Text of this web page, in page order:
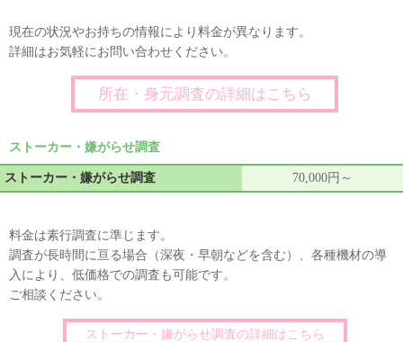
現在の状況やお持ちの情報により料金が異なります。
詳細はお気軽にお問い合わせください。
所在・身元調査の詳細はこちら
ストーカー・嫌がらせ調査
ストーカー・嫌がらせ調査 70,000円～
料金は素行調査に準じます。
調査が長時間に亘る場合（深夜・早朝などを含む）、各種機材の導
入により、低価格での調査も可能です。
ご相談ください。
ストーカー・嫌がらせ調査の詳細はこちら